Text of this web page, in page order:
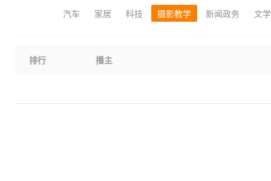
汽车
家居 科技 摄影教学 新闻政务 文
排行 播主